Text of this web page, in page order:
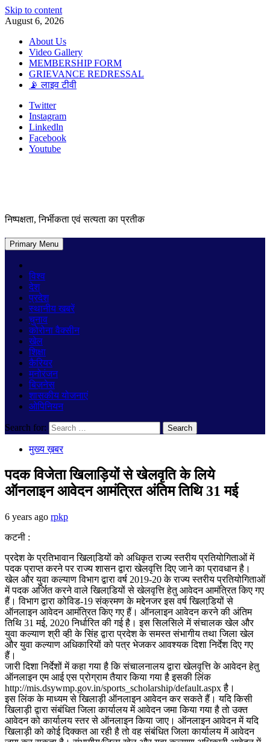
Skip to content
August 6, 2026
About Us
Video Gallery
MEMBERSHIP FORM
GRIEVANCE REDRESSAL
📡 लाइव टीवी
Twitter
Instagram
Linkedln
Facebook
Youtube
निष्पक्षता, निर्भीकता एवं सत्यता का प्रतीक
Primary Menu
विश्व
देश
प्रदेश
स्थानीय खबरें
चुनाव
कोरोना वैक्सीन
खेल
शिक्षा
कैरियर
मनोरंजन
बिज़नेस
शासकीय योजनाएं
ओपिनियन
Search for:
मुख्य ख़बर
पदक विजेता खिलाड़‍ियों से खेलवृति के लिये
ऑनलाइन आवेदन आमंत्रित अंतिम तिथि 31 मई
6 years ago rpkp
कटनी :
प्रदेश के प्रतिभावान खिलाडि़यों को अधिकृत राज्य स्तरीय प्रतियोगिताओं में
पदक प्राप्त करने पर राज्य शासन द्वारा खेलवृत्ति दिए जाने का प्रावधान है।
खेल और युवा कल्याण विभाग द्वारा वर्ष 2019-20 के राज्य स्तरीय प्रतियोगिताओं
में पदक अर्जित करने वाले खिलाडि़यों से खेलवृत्ति हेतु आवेदन आमंत्रित किए गए
हैं। विभाग द्वारा कोविड-19 संक्रमण के मद्देनजर इस वर्ष खिलाडि़यों से
ऑनलाइन आवेदन आमंत्रित किए गए हैं। ऑनलाइन आवेदन करने की अंतिम
तिथि 31 मई, 2020 निर्धारित की गई है। इस सिलसिले में संचालक खेल और
युवा कल्याण श्री व्ही के सिंह द्वारा प्रदेश के समस्त संभागीय तथा जिला खेल
और युवा कल्याण अधिकारियों को पत्र भेजकर आवश्यक दिशा निर्देश दिए गए
हैं।
जारी दिशा निर्देशों में कहा गया है कि संचालनालय द्वारा खेलवृत्ति के आवेदन हेतु
ऑनलाइन एम आई एस प्रोग्राम तैयार किया गया है इसकी लिंक
http://mis.dsywmp.gov.in/sports_scholarship/default.aspx है।
इस लिंक के माध्यम से खिलाड़ी ऑनलाइन आवेदन कर सकते हैं। यदि किसी
खिलाड़ी द्वारा संबंधित जिला कार्यालय में आवेदन जमा किया गया है तो उक्त
आवेदन को कार्यालय स्तर से ऑनलाइन किया जाए। ऑनलाइन आवेदन में यदि
खिलाड़ी को कोई दिक्कत आ रही है तो वह संबंधित जिला कार्यालय में आवेदन